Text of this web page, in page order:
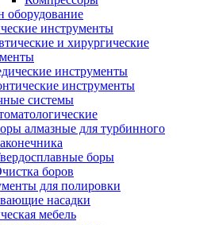
оборудование
инструменты
и хирургические
инструменты
инструменты
системы
алмазные для турбинного
боры
боров
для полировки
насадки
мебель